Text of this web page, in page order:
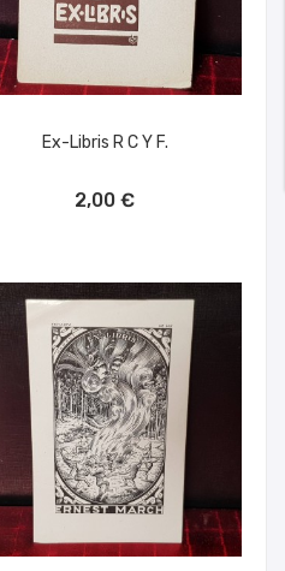
Ex-Libris R C Y F.
2,00 €